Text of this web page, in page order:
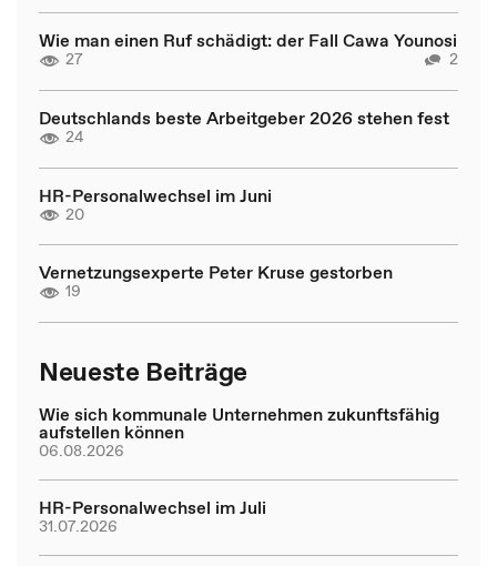
Wie man einen Ruf schädigt: der Fall Cawa Younosi
27 2
Deutschlands beste Arbeitgeber 2026 stehen fest
24
HR-Personalwechsel im Juni
20
Vernetzungsexperte Peter Kruse gestorben
19
Neueste Beiträge
Wie sich kommunale Unternehmen zukunftsfähig
aufstellen können
06.08.2026
HR-Personalwechsel im Juli
31.07.2026